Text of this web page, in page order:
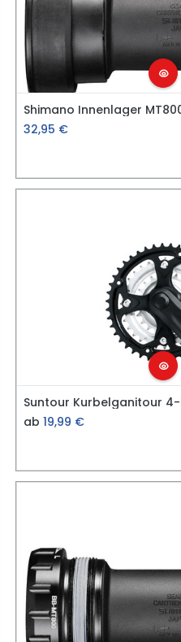
Shimano Innenlager
32,95 €
Suntour Kurbelganitour
ab 19,99 €